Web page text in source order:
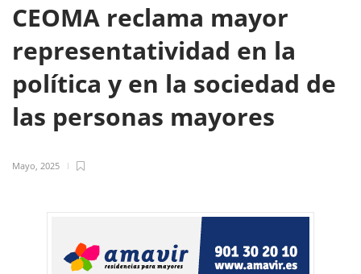
CEOMA reclama mayor
representatividad en la
política y en la sociedad de
las personas mayores
Mayo, 2025